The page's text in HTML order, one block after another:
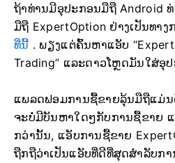
ຖ້າທ່ານມີອຸປະກອນມືຖື Android
ມືຖື ExpertOption ຢ່າງເປັນທາ
ທີ່ນີ້ . ພຽງແຕ່ຄົ້ນຫາແອັບ
Trading” ແລະດາວໂຫຼດມັນໃສ່ອຸ
ແພລດຟອມການຊື້ຂາຍລຸ້ນມືຖືແມ່ນ
ຈະບໍ່ມີບັນຫາໃດໆກັບການຊື້ຂາຍ ແ
ກວ່ານັ້ນ, ແອັບການຊື້ຂາຍ
ຖືກຖືວ່າເປັນແອັບທີ່ດີທີ່ສຸດສຳລັບກ